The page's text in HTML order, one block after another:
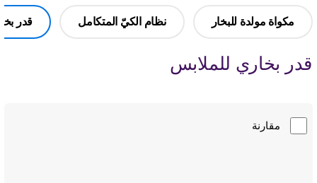
مكواة مولدة للبخار نظام الكيّ المتكامل قدر
قدر بخاري للملابس
مقارنة